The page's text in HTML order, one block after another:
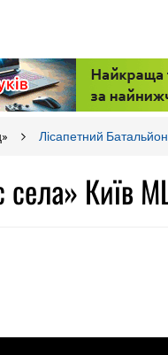
Лісапетний
села»